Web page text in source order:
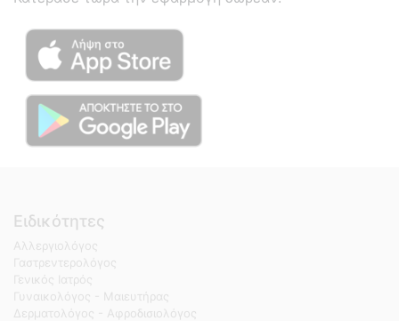
Ειδικότητες
Αλλεργιολόγος
Γαστρεντερολόγος
Γενικός Ιατρός
Γυναικολόγος - Μαιευτήρας
Δερματολόγος - Αφροδισιολόγος